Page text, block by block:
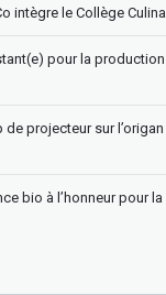
intègre le Collège
pour la
de projecteur sur
bio à l’honneur pour